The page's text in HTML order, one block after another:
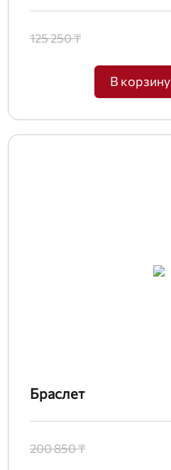
125 250 ₸
В корзину
Браслет
200 850 ₸